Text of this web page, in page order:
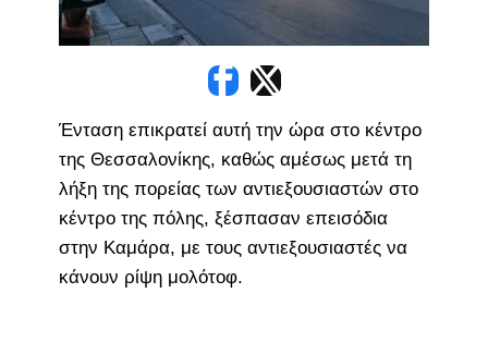
Ένταση επικρατεί αυτή την ώρα στο κέντρο
της Θεσσαλονίκης, καθώς αμέσως μετά τη
λήξη της πορείας των αντιεξουσιαστών στο
κέντρο της πόλης, ξέσπασαν επεισόδια
στην Καμάρα, με τους αντιεξουσιαστές να
κάνουν ρίψη μολότοφ.